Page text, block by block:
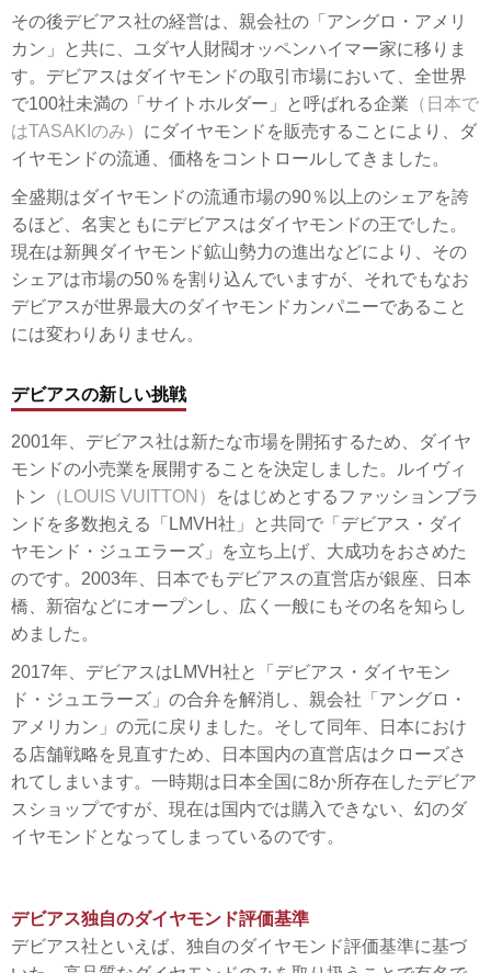
その後デビアス社の経営は、親会社の「アングロ・アメリ
カン」と共に、ユダヤ人財閥オッペンハイマー家に移りま
す。デビアスはダイヤモンドの取引市場において、全世界
で100社未満の「サイトホルダー」と呼ばれる企業 （日本で
はTASAKIのみ） にダイヤモンドを販売することにより、ダ
イヤモンドの流通、価格をコントロールしてきました。
全盛期はダイヤモンドの流通市場の90％以上のシェアを誇
るほど、名実ともにデビアスはダイヤモンドの王でした。
現在は新興ダイヤモンド鉱山勢力の進出などにより、その
シェアは市場の50％を割り込んでいますが、それでもなお
デビアスが世界最大のダイヤモンドカンパニーであること
には変わりありません。
デビアスの新しい挑戦
2001年、デビアス社は新たな市場を開拓するため、ダイヤ
モンドの小売業を展開することを決定しました。ルイヴィ
トン （LOUIS VUITTON）
をはじめとするファッションブラ
ンドを多数抱える「LMVH社」と共同で「デビアス・ダイ
ヤモンド・ジュエラーズ」を立ち上げ、大成功をおさめた
のです。2003年、日本でもデビアスの直営店が銀座、日本
橋、新宿などにオープンし、広く一般にもその名を知らし
めました。
2017年、デビアスはLMVH社と「デビアス・ダイヤモン
ド・ジュエラーズ」の合弁を解消し、親会社「アングロ・
アメリカン」の元に戻りました。そして同年、日本におけ
る店舗戦略を見直すため、日本国内の直営店はクローズさ
れてしまいます。一時期は日本全国に8か所存在したデビア
スショップですが、現在は国内では購入できない、幻のダ
イヤモンドとなってしまっているのです。
デビアス独自のダイヤモンド評価基準
デビアス社といえば、独自のダイヤモンド評価基準に基づ